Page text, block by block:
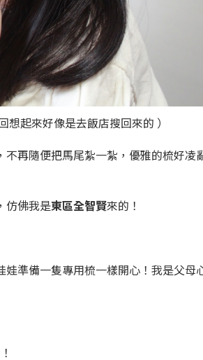
起來好像是去飯店搜回來的 ）
再隨便把馬尾紮一紮，優雅的梳好凌
仿佛我是東區全智賢來的！
準備一隻專用梳一樣開心！我是父母